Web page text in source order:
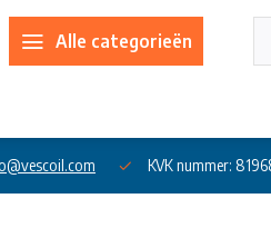
Alle categorieën
KVK nummer: